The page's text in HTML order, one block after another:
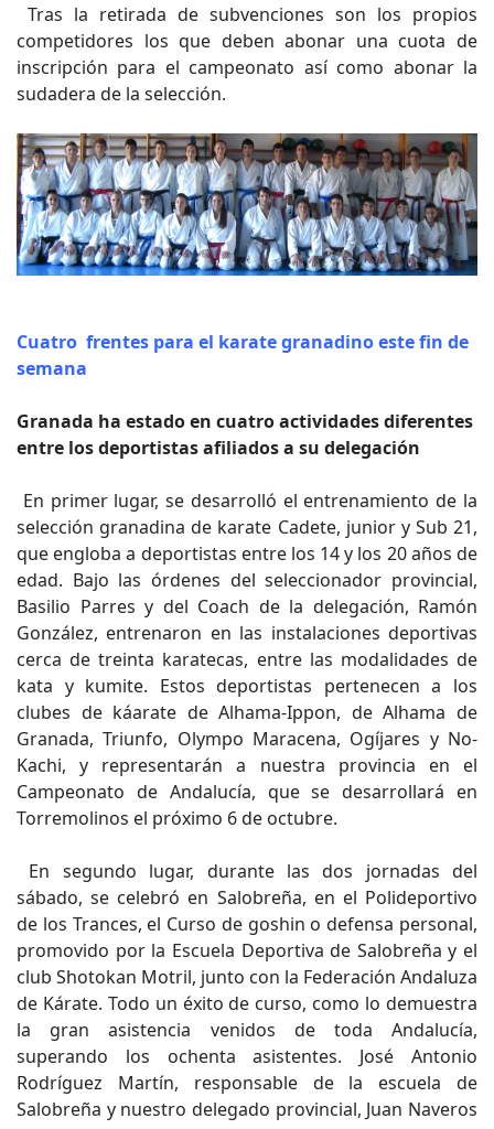
Tras la retirada de subvenciones son los propios
competidores los que deben abonar una cuota de
inscripción para el campeonato así como abonar la
sudadera de la selección.
Cuatro frentes para el karate granadino este fin de
semana
Granada ha estado en cuatro actividades diferentes
entre los deportistas afiliados a su delegación
En primer lugar, se desarrolló el entrenamiento de la
selección granadina de karate Cadete, junior y Sub 21,
que engloba a deportistas entre los 14 y los 20 años de
edad. Bajo las órdenes del seleccionador provincial,
Basilio Parres y del Coach de la delegación, Ramón
González, entrenaron en las instalaciones deportivas
cerca de treinta karatecas, entre las modalidades de
kata y kumite. Estos deportistas pertenecen a los
clubes de káarate de Alhama-Ippon, de Alhama de
Granada, Triunfo, Olympo Maracena, Ogíjares y No-
Kachi, y representarán a nuestra provincia en el
Campeonato de Andalucía, que se desarrollará en
Torremolinos el próximo 6 de octubre.
En segundo lugar, durante las dos jornadas del
sábado, se celebró en Salobreña, en el Polideportivo
de los Trances, el Curso de goshin o defensa personal,
promovido por la Escuela Deportiva de Salobreña y el
club Shotokan Motril, junto con la Federación Andaluza
de Kárate. Todo un éxito de curso, como lo demuestra
la gran asistencia venidos de toda Andalucía,
superando los ochenta asistentes. José Antonio
Rodríguez Martín, responsable de la escuela de
Salobreña y nuestro delegado provincial, Juan Naveros